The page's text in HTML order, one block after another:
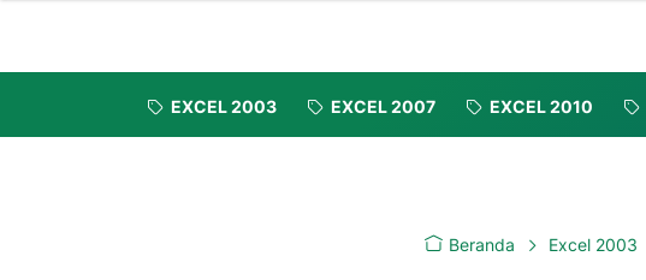
EXCEL 2003 EXCEL 2007 EXCEL 2010
Beranda Excel 2003